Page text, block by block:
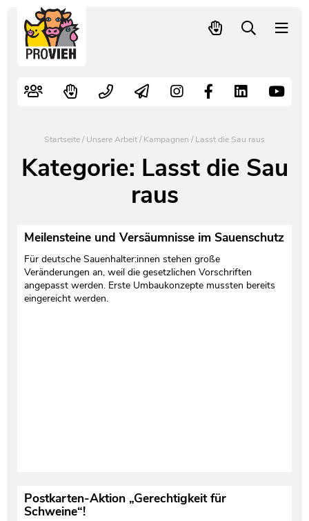
Schnellwahl
Startseite/Unsere Arbeit/Kampagnen /Lasst die Sau raus
Kategorie: Lasst die Sau
raus
Meilensteine und Versäumnisse im Sauenschutz
Für deutsche Sauenhalter:innen stehen große
Veränderungen an, weil die gesetzlichen Vorschriften
angepasst werden. Erste Umbaukonzepte mussten bereits
eingereicht werden.
Postkarten-Aktion „Gerechtigkeit für
Schweine“!
Nutztiere
Alte Nutztierrassen
Video- und Audiothek
Kampagnen
Fachliche Arbeit
Verbraucherinfos
Mitglied werden – langfristig helfen
Spenden
Freiwille Beitragserhöhung
Shop
Geldauflagen
Kontakt
Leitbild
Team
Jahresberichte
Vereinsgründung
Pressekontakt
Newsletter
Pressespiegel
PROVIEH in Zahlen